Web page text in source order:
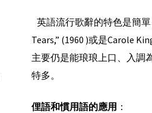
英語流行歌辭的特色是簡
Tears,” (1960 )或是Carole
主要仍是能琅琅上口、入調
特多。
俚語和慣用語的應用 ：